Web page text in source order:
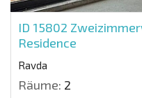
ID 15802
Residence
Ravda
Räume: 2